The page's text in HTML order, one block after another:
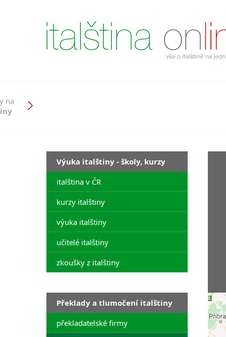
na
Výuka italštiny - školy, kurzy
italština v ČR
kurzy italštiny
výuka italštiny
učitelé italštiny
zkoušky z italštiny
Překlady a tlumočení italštiny
překladatelské firmy